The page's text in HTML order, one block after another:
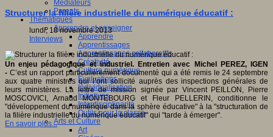
Médiateurs
Parents
Thématiques
Apprendre et enseigner
Apprendre
Apprentissages
Apprentissages collaboratifs
Créativité
Culture numérique
Evaluations
Individualisation
Initiatives
Interdisciplinarité
Outils pour la classe
Arts et Culture
Art
Structurer la filière industrielle du numérique éducatif :
lundi, 18 novembre 2013
Interviews
Un enjeu pédagogique et industriel. Entretien avec Michel PEREZ, IGEN
- C’est un rapport particulièrement documenté qui a été remis le 24 septembre
aux quatre ministres qui l’ont sollicité auprès des inspections générales de
leurs ministères. La lettre de mission signée par Vincent PEILLON, Pierre
MOSCOVICI, Arnaud MONTEBOURG et Fleur PELLERIN, conditionne le
"développement du numérique dans la sphère éducative" à la "structuration de
la filière industrielle du numérique éducatif" qui "tarde à émerger".
En savoir plus...